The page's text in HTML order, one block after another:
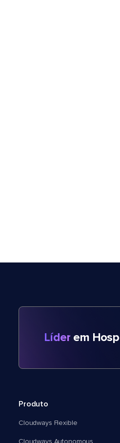
Líder em
Produto
Cloudways Flexible